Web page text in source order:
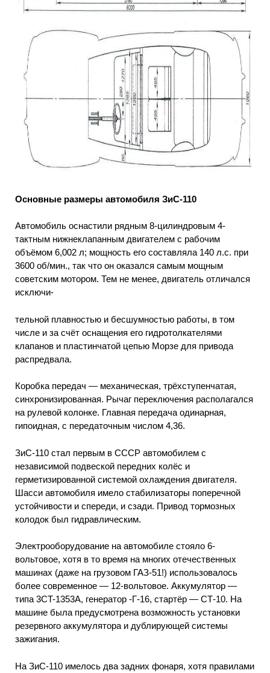
Основные размеры автомобиля ЗиС-110
Автомобиль оснастили рядным 8-цилиндровым 4-
тактным нижнеклапанным двигателем с рабочим
объёмом 6,002 л; мощность его составляла 140 л.с. при
3600 об/мин., так что он оказался самым мощным
советским мотором. Тем не менее, двигатель отличался
исключи-
тельной плавностью и бесшумностью работы, в том
числе и за счёт оснащения его гидротолкателями
клапанов и пластинчатой цепью Морзе для привода
распредвала.
Коробка передач — механическая, трёхступенчатая,
синхронизированная. Рычаг переключения располагался
на рулевой колонке. Главная передача одинарная,
гипоидная, с передаточным числом 4,36.
ЗиС-110 стал первым в СССР автомобилем с
независимой подвеской передних колёс и
герметизированной системой охлаждения двигателя.
Шасси автомобиля имело стабилизаторы поперечной
устойчивости и спереди, и сзади. Привод тормозных
колодок был гидравлическим.
Электрооборудование на автомобиле стояло 6-
вольтовое, хотя в то время на многих отечественных
машинах (даже на грузовом ГАЗ-51!) использовалось
более современное — 12-вольтовое. Аккумулятор —
типа 3CT-1353A, генератор -Г-16, стартёр — СТ-10. На
машине была предусмотрена возможность установки
резервного аккумулятора и дублирующей системы
зажигания.
На ЗиС-110 имелось два задних фонаря, хотя правилами